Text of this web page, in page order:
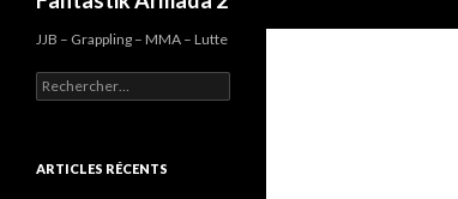
JJB – Grappling – MMA – Lutte
Rechercher :
ARTICLES RÉCENTS